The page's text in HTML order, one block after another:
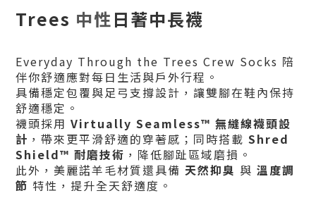
Trees 中性日著中長襪
Everyday Through the Trees Crew Socks 陪
伴你舒適應對每日生活與戶外行程。
具備穩定包覆與足弓支撐設計，讓雙腳在鞋內保持
舒適穩定。
襪頭採用 Virtually Seamless™ 無縫線襪頭設
計 ，帶來更平滑舒適的穿著感；同時搭載 Shred
Shield™ 耐磨技術 ，降低腳趾區域磨損。
此外，美麗諾羊毛材質還具備 天然抑臭 與 溫度調
節 特性，提升全天舒適度。